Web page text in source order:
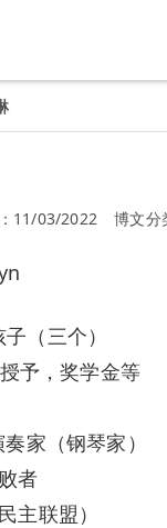
11/03/2022 博文分
（三个）
予，奖学金等
家（钢琴家）
者
主联盟）